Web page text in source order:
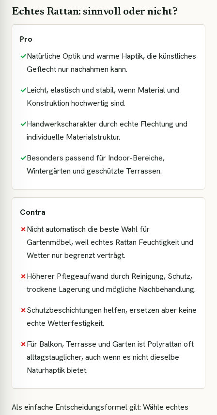
Echtes Rattan: sinnvoll oder nicht?
Pro
✓Natürliche Optik und warme Haptik, die künstliches
Geflecht nur nachahmen kann.
✓Leicht, elastisch und stabil, wenn Material und
Konstruktion hochwertig sind.
✓Handwerkscharakter durch echte Flechtung und
individuelle Materialstruktur.
✓Besonders passend für Indoor-Bereiche,
Wintergärten und geschützte Terrassen.
Contra
✗Nicht automatisch die beste Wahl für
Gartenmöbel, weil echtes Rattan Feuchtigkeit und
Wetter nur begrenzt verträgt.
✗Höherer Pflegeaufwand durch Reinigung, Schutz,
trockene Lagerung und mögliche Nachbehandlung.
✗Schutzbeschichtungen helfen, ersetzen aber keine
echte Wetterfestigkeit.
✗Für Balkon, Terrasse und Garten ist Polyrattan oft
alltagstauglicher, auch wenn es nicht dieselbe
Naturhaptik bietet.
Als einfache Entscheidungsformel gilt: Wähle echtes